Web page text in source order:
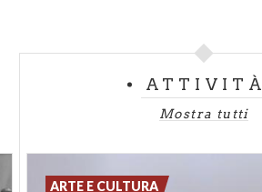
ATTIVITÀ
Mostra tutti
ARTE E CULTURA